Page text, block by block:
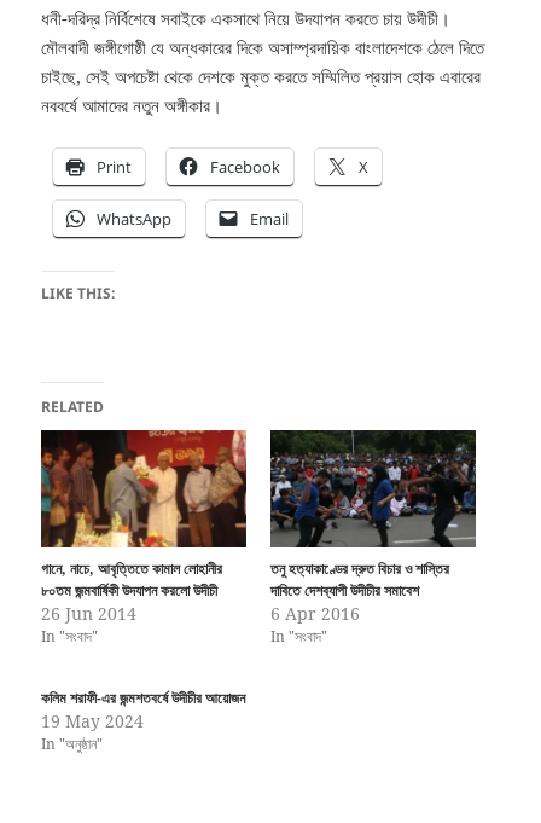
ধনী-দরিদ্র নির্বিশেষে সবাইকে একসাথে নিয়ে উদযাপন করতে চায় উদীচী।
মৌলবাদী জঙ্গীগোষ্ঠী যে অন্ধকারের দিকে অসাম্প্রদায়িক বাংলাদেশকে ঠেলে দিতে
চাইছে, সেই অপচেষ্টা থেকে দেশকে মুক্ত করতে সম্মিলিত প্রয়াস হোক এবারের
নববর্ষে আমাদের নতুন অঙ্গীকার।
Print Facebook X
WhatsApp Email
LIKE THIS:
RELATED
গানে, নাচে, আবৃত্তিতে কামাল লোহানীর
৮০তম জন্মবার্ষিকী উদযাপন করলো উদীচী
26 Jun 2014
In "সংবাদ"
তনু হত্যাকাণ্ডের দ্রুত বিচার ও শাস্তির
দাবিতে দেশব্যাপী উদীচীর সমাবেশ
6 Apr 2016
In "সংবাদ"
কলিম শরাফী-এর জন্মশতবর্ষে উদীচীর আয়োজন
19 May 2024
In "অনুষ্ঠান"